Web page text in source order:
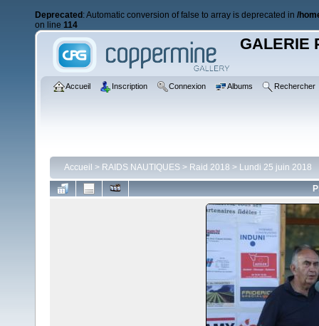
Deprecated : Automatic conversion of false to array is deprecated in /
on line 114
GALERIE
Accueil Inscription Connexion Albums Rechercher
Accueil > RAIDS NAUTIQUES > Raid 2018 > Lundi 25 juin 2018